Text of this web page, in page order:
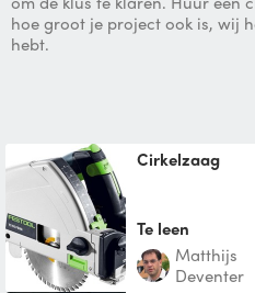
hoe groot je project ook is, wij
hebt.
Cirkelzaag
Te leen
Matthijs
Deventer